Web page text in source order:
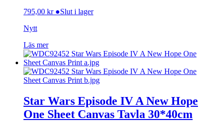
795,00 kr ●Slut i lager
Nytt
Läs mer
Star Wars Episode IV A New Hope
One Sheet Canvas Tavla 30*40cm